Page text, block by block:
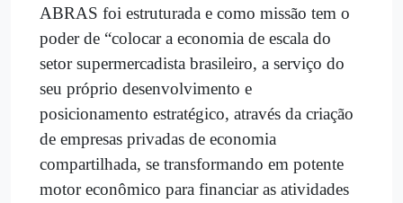
ABRAS foi estruturada e como missão tem o
poder de “colocar a economia de escala do
setor supermercadista brasileiro, a serviço do
seu próprio desenvolvimento e
posicionamento estratégico, através da criação
de empresas privadas de economia
compartilhada, se transformando em potente
motor econômico para financiar as atividades